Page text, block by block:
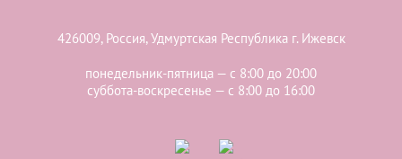
426009, Россия, Удмуртская Республика г. Ижевск
понедельник-пятница — с 8:00 до 20:00
суббота-воскресенье — с 8:00 до 16:00